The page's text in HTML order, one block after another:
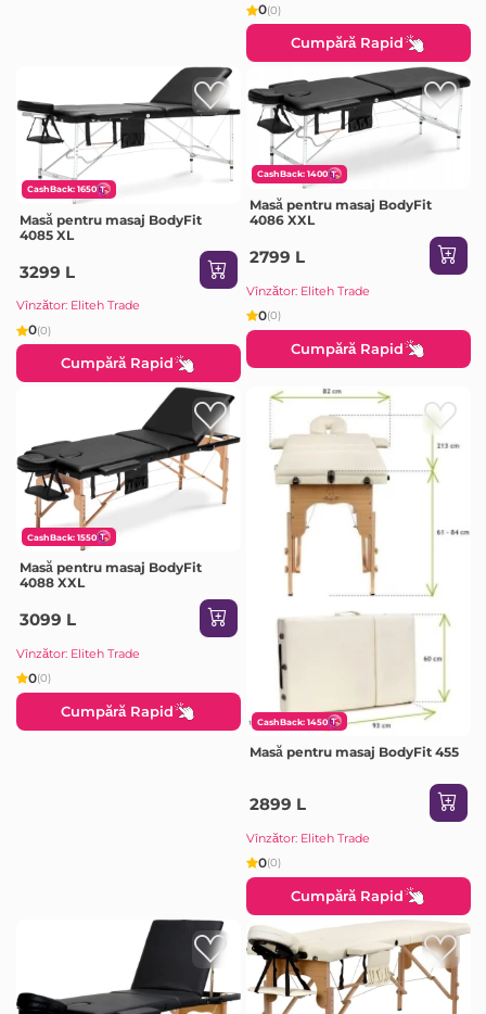
0(0)
Cumpără Rapid
CashBack: 1650
Masă pentru masaj BodyFit
4085 XL
3299 L
Vînzător: Eliteh Trade
0(0)
Cumpără Rapid
CashBack: 1400
Masă pentru masaj BodyFit
4086 XXL
2799 L
Vînzător: Eliteh Trade
0(0)
Cumpără Rapid
CashBack: 1550
Masă pentru masaj BodyFit
4088 XXL
3099 L
Vînzător: Eliteh Trade
0(0)
Cumpără Rapid
CashBack: 1450
Masă pentru masaj BodyFit 455
2899 L
Vînzător: Eliteh Trade
0(0)
Cumpără Rapid